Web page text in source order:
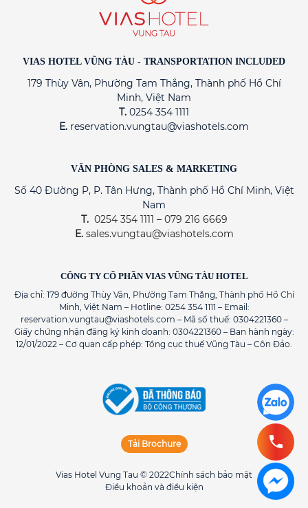
VIAS HOTEL VŨNG TÀU - TRANSPORTATION INCLUDED
179 Thùy Vân, Phường Tam Thắng, Thành phố Hồ Chí
Minh, Việt Nam
T. 0254 354 1111
E. reservation.vungtau@viashotels.com
VĂN PHÒNG SALES & MARKETING
Số 40 Đường P, P. Tân Hưng, Thành phố Hồ Chí Minh, Việt
Nam
T. 0254 354 1111 – 079 216 6669
E.sales.vungtau@viashotels.com
CÔNG TY CỔ PHẦN VIAS VŨNG TÀU HOTEL
Địa chỉ: 179 đường Thùy Vân, Phường Tam Thắng, Thành phố Hồ Chí
Minh, Việt Nam – Hotline: 0254 354 1111 – Email:
reservation.vungtau@viashotels.com – Mã số thuế: 0304221360 –
Giấy chứng nhận đăng ký kinh doanh: 0304221360 – Ban hành ngày:
12/01/2022 – Cơ quan cấp phép: Tổng cục thuế Vũng Tàu – Côn Đảo.
Tải Brochure
Vias Hotel Vung Tau © 2022Chính sách bảo mật
Điều khoản và điều kiện